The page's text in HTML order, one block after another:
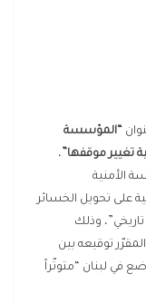
“المؤسسة
تغيير موقفها” ،
الأمنية
على تحويل الخسائر
وذلك
توقيعه بين
في لبنان “متوتّراً